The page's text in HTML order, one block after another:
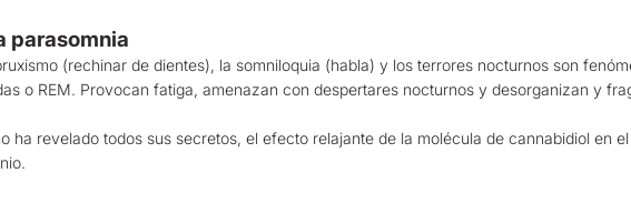
parasomnia
(rechinar de dientes), la somniloquia (habla) y los terrores nocturnos son
o REM. Provocan fatiga, amenazan con despertares nocturnos y desorganizan y
ha revelado todos sus secretos, el efecto relajante de la molécula de cannabidiol en